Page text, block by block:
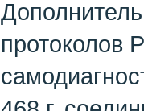
протоколов